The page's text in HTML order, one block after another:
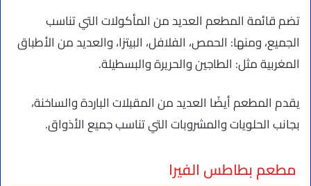
تضم قائمة المطعم العديد من المأكولات التي تناسب
الجميع، ومنها: الحمص، الفلافل، البيتزا، والعديد من الأطباق
المغربية مثل: الطاجين والحريرة والبسطيلة.
يقدم المطعم أيضًا العديد من المقبلات الباردة والساخنة،
بجانب الحلويات والمشروبات التي تناسب جميع الأذواق.
مطعم بطاطس الفيرا